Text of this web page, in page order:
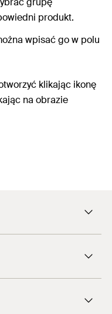
produkt.
wpisać go w polu
klikając ikonę
na obrazie